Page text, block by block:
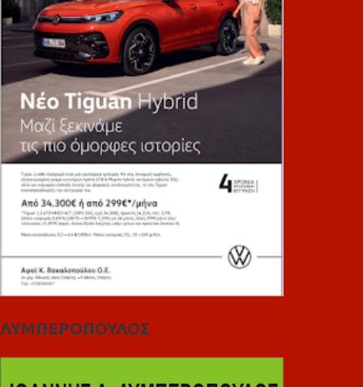
ΛΥΜΠΕΡΟΠΟΥΛΟΣ